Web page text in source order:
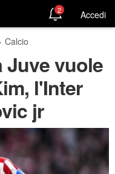
2 Accedi
Calcio
Juve vuole
l'Inter
jr